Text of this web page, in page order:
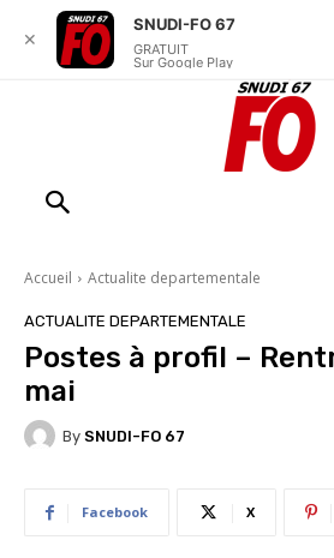
Accueil Actualite departementale
ACTUALITE DEPARTEMENTALE
Postes à profil –
mai
By SNUDI-FO 67
Facebook X
✕
SNUDI-FO 67
GRATUIT
Sur Google Play